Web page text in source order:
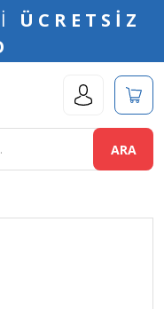
ÜCRETSİZ
ARA